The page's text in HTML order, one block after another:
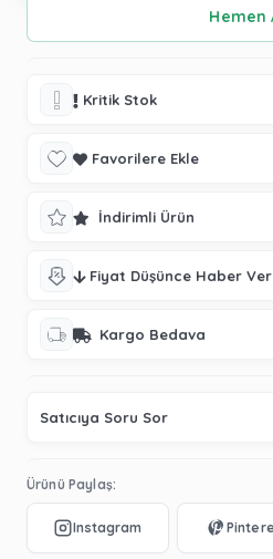
Kritik Stok
Favorilere Ekle
İndirimli Ürün
Fiyat Düşünce Haber Ver
Kargo Bedava
Satıcıya Soru Sor
Ürünü Paylaş: